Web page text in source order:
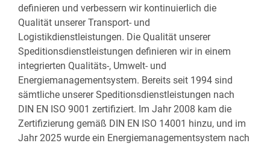
definieren und verbessern wir kontinuierlich die
Qualität unserer Transport- und
Logistikdienstleistungen. Die Qualität unserer
Speditionsdienstleistungen definieren wir in einem
integrierten Qualitäts-, Umwelt- und
Energiemanagementsystem. Bereits seit 1994 sind
sämtliche unserer Speditionsdienstleistungen nach
DIN EN ISO 9001 zertifiziert. Im Jahr 2008 kam die
Zertifizierung gemäß DIN EN ISO 14001 hinzu, und im
Jahr 2025 wurde ein Energiemanagementsystem nach